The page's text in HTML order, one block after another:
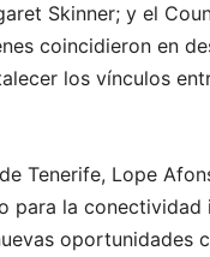
Skinner; y el
coincidieron en
los vínculos
Tenerife, Lope
para la conectividad
oportunidades